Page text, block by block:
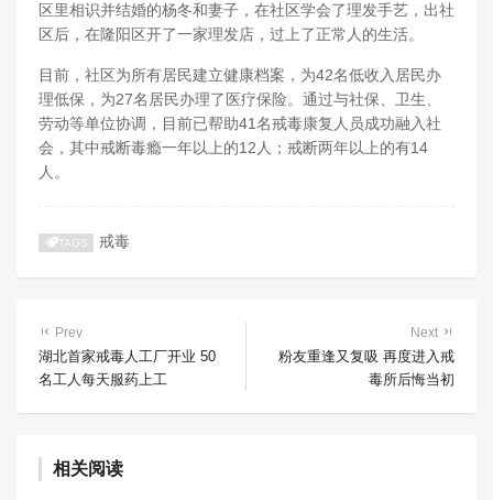
区里相识并结婚的杨冬和妻子，在社区学会了理发手艺，出社
区后，在隆阳区开了一家理发店，过上了正常人的生活。
目前，社区为所有居民建立健康档案，为42名低收入居民办
理低保，为27名居民办理了医疗保险。通过与社保、卫生、
劳动等单位协调，目前已帮助41名戒毒康复人员成功融入社
会，其中戒断毒瘾一年以上的12人；戒断两年以上的有14
人。
TAGS 戒毒
Prev
湖北首家戒毒人工厂开业 50
名工人每天服药上工
Next
粉友重逢又复吸 再度进入戒
毒所后悔当初
相关阅读